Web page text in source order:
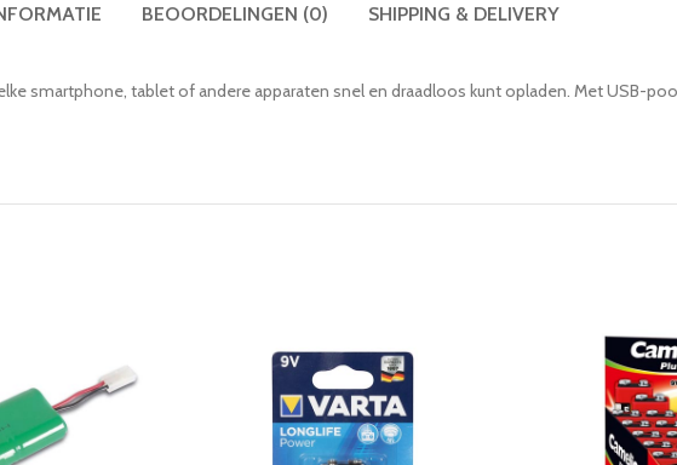
BEOORDELINGEN (0) SHIPPING & DELIVERY
smartphone, tablet of andere apparaten snel en draadloos kunt opladen. Met USB-